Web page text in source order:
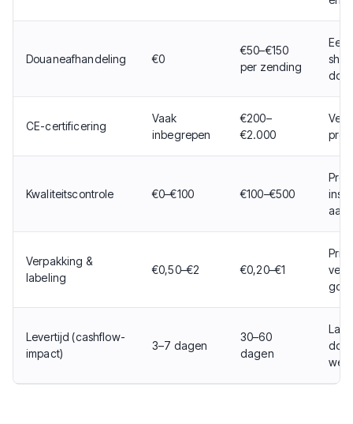
Douaneafhandeling €0
€50–€150
per zending
CE-certificering
Vaak
inbegrepen
€200–
€2.000
Kwaliteitscontrole €0–€100 €100–€500
Pre-
Verpakking &
labeling
€0,50–€2 €0,20–€1
Levertijd (cashflow-
impact)
3–7 dagen
30–60
dagen